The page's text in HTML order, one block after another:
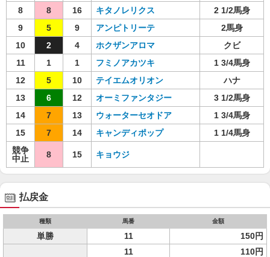
8
8 16 キタノレリクス
2 1/2馬身
9
5 9 アンピトリーテ
2馬身
10
2 4 ホクザンアロマ
クビ
11
1 1 フミノアカツキ
1 3/4馬身
12
5 10 テイエムオリオン
ハナ
13
6 12 オーミファンタジー
3 1/2馬身
14
7 13 ウォーターセオドア
1 3/4馬身
15
7 14 キャンディポップ
1 1/4馬身
競争
中止
8 15 キョウジ
払戻金
種類 馬番 金額
単勝 11 150円
11
110円